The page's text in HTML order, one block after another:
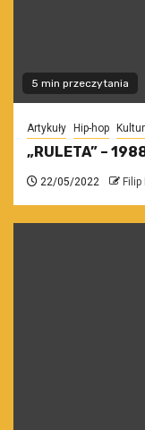
5 min przeczytania
Artykuły Hip-hop
„RULETA” –
22/05/2022 Filip